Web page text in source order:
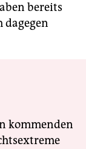
bereits
dagegen
kommenden